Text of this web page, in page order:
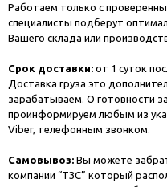
Работаем только с
специалисты подберут
Вашего склада или
Срок доставки: от 1 суток
Доставка груза это
зарабатываем. О готовности
проинформируем любым из
Viber, телефонным звонком.
Самовывоз: Вы можете
компании “ТЗС” который